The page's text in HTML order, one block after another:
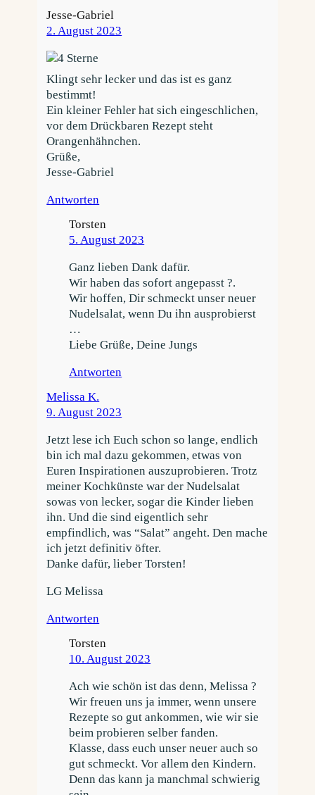
Jesse-Gabriel
2. August 2023
Klingt sehr lecker und das ist es ganz
bestimmt!
Ein kleiner Fehler hat sich eingeschlichen,
vor dem Drückbaren Rezept steht
Orangenhähnchen.
Grüße,
Jesse-Gabriel
Antworten
Torsten
5. August 2023
Ganz lieben Dank dafür.
Wir haben das sofort angepasst ?.
Wir hoffen, Dir schmeckt unser neuer
Nudelsalat, wenn Du ihn ausprobierst
…
Liebe Grüße, Deine Jungs
Antworten
Melissa K.
9. August 2023
Jetzt lese ich Euch schon so lange, endlich
bin ich mal dazu gekommen, etwas von
Euren Inspirationen auszuprobieren. Trotz
meiner Kochkünste war der Nudelsalat
sowas von lecker, sogar die Kinder lieben
ihn. Und die sind eigentlich sehr
empfindlich, was “Salat” angeht. Den mache
ich jetzt definitiv öfter.
Danke dafür, lieber Torsten!
LG Melissa
Antworten
Torsten
10. August 2023
Ach wie schön ist das denn, Melissa ?
Wir freuen uns ja immer, wenn unsere
Rezepte so gut ankommen, wie wir sie
beim probieren selber fanden.
Klasse, dass euch unser neuer auch so
gut schmeckt. Vor allem den Kindern.
Denn das kann ja manchmal schwierig